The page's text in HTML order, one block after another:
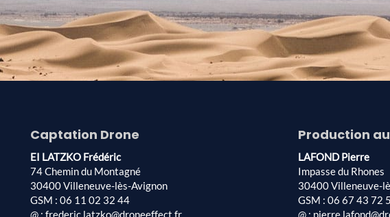
Captation Drone
EI LATZKO Frédéric
74 Chemin du Montagné
30400 Villeneuve-lès-Avignon
GSM : 06 11 02 32 44
@ : frederic.latzko@droneeffect.fr
Production
LAFOND Pierre
Impasse du Rhones
30400 Villeneuve-
GSM : 06 67 43 72
@ :